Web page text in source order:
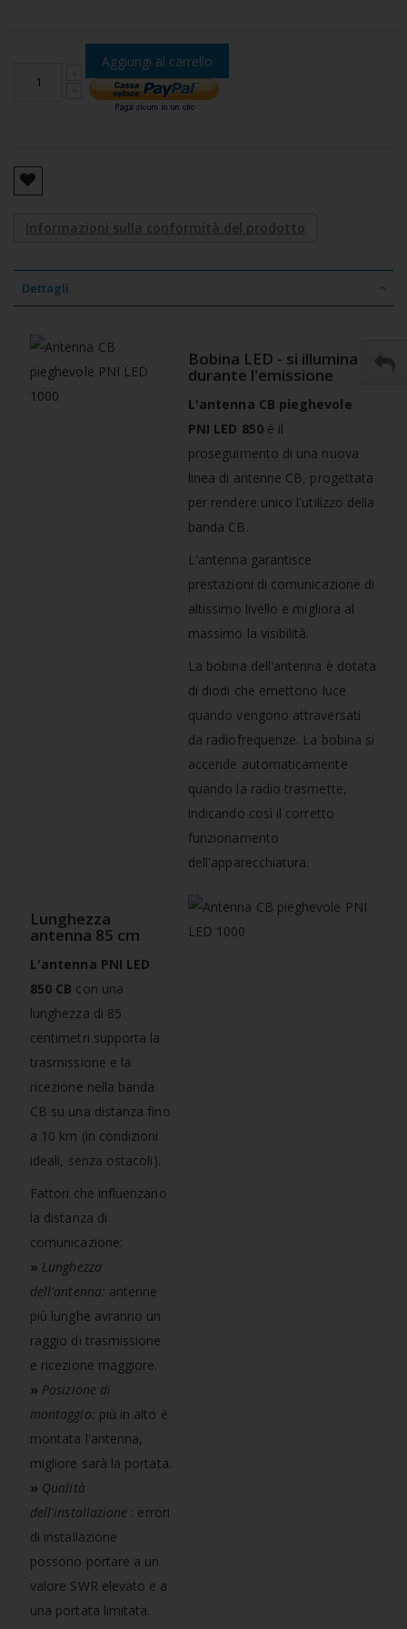
Aggiungi al carrello
Informazioni sulla conformità del prodotto
Dettagli
Bobina LED - si illumina
durante l'emissione
L'antenna CB pieghevole
PNI LED 850è il
proseguimento di una nuova
linea di antenne CB, progettata
per rendere unico l'utilizzo della
banda CB.
L'antenna garantisce
prestazioni di comunicazione di
altissimo livello e migliora al
massimo la visibilità.
La bobina dell'antenna è dotata
di diodi che emettono luce
quando vengono attraversati
da radiofrequenze. La bobina si
accende automaticamente
quando la radio trasmette,
indicando così il corretto
funzionamento
dell'apparecchiatura.
Lunghezza
antenna 85 cm
L'antenna PNI LED
850 CB con una
lunghezza di 85
centimetri supporta la
trasmissione e la
ricezione nella banda
CB su una distanza fino
a 10 km (in condizioni
ideali, senza ostacoli).
Fattori che influenzano
la distanza di
comunicazione:
» Lunghezza
dell'antenna: antenne
più lunghe avranno un
raggio di trasmissione
e ricezione maggiore.
» Posizione di
montaggio: più in alto è
montata l'antenna,
migliore sarà la portata.
» Qualità
dell'installazione : errori
di installazione
possono portare a un
valore SWR elevato e a
una portata limitata.